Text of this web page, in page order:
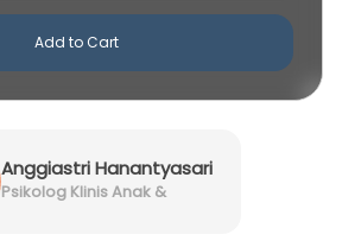
Add to Cart
Anggiastri Hanantyasari
Utami, M.Psi., Psikolog
Psikolog Klinis Anak &